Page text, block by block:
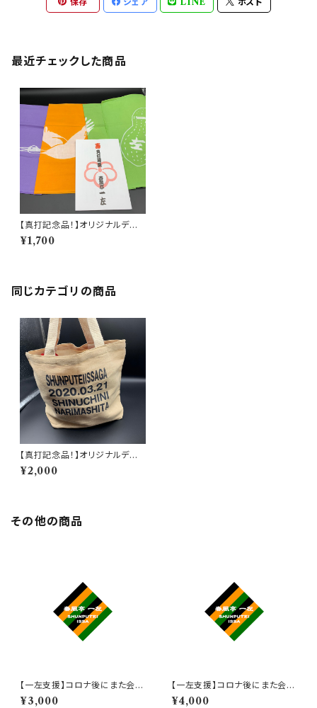
最近チェックした商品
【真打記念品！】オリジナルデザ
イン 手拭い
¥1,700
同じカテゴリの商品
【真打記念品！】オリジナルデザ
イントートバック
¥2,000
その他の商品
【一左支援】コロナ後にまた会い
ましょう券 3,000円
¥3,000
【一左支援】コロナ後にまた会い
ましょう券 4,000円
¥4,000